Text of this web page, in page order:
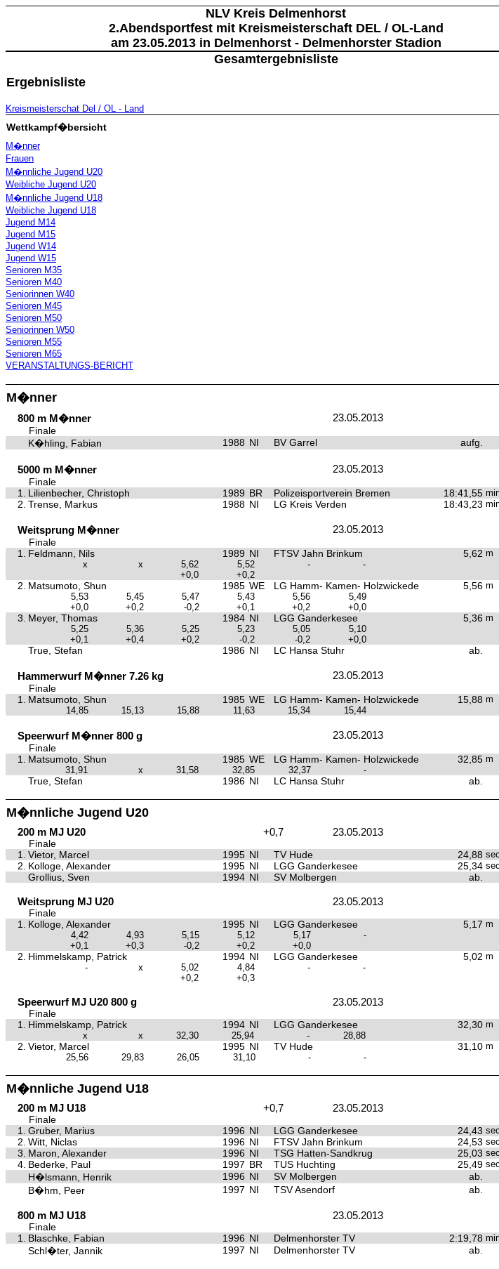
NLV Kreis Delmenhorst
2.Abendsportfest mit Kreismeisterschaft DEL / OL-Land
am 23.05.2013 in Delmenhorst - Delmenhorster Stadion
Gesamtergebnisliste
Ergebnisliste
Kreismeisterschat Del / OL - Land
Wettkampf�bersicht
M�nner
Frauen
M�nnliche Jugend U20
Weibliche Jugend U20
M�nnliche Jugend U18
Weibliche Jugend U18
Jugend M14
Jugend M15
Jugend W14
Jugend W15
Senioren M35
Senioren M40
Seniorinnen W40
Senioren M45
Senioren M50
Seniorinnen W50
Senioren M55
Senioren M65
VERANSTALTUNGS-BERICHT
M�nner
800 m M�nner 23.05.2013
Finale
K�hling, Fabian
1988 NI BV Garrel aufg.
5000 m M�nner 23.05.2013
Finale
1.
Lilienbecher, Christoph 1989 BR Polizeisportverein Bremen 18:41,55
2. Trense, Markus 1988 NI LG Kreis Verden 18:43,23
Weitsprung M�nner 23.05.2013
Finale
1.
Feldmann, Nils 1989 NI FTSV Jahn Brinkum 5,62 m
x
x 5,62 5,52 -
-
+0,0
+0,2
2. Matsumoto, Shun 1985 WE LG Hamm- Kamen- Holzwickede 5,56 m
5,53
5,45 5,47 5,43 5,56
5,49
+0,0
+0,2 -0,2 +0,1 +0,2 +0,0
3. Meyer, Thomas 1984 NI LGG Ganderkesee 5,36 m
5,25
5,36 5,25 5,23 5,05
5,10
+0,1
+0,4 +0,2 -0,2 -0,2 +0,0
True, Stefan 1986 NI LC Hansa Stuhr ab.
Hammerwurf M�nner 7.26 kg 23.05.2013
Finale
1.
Matsumoto, Shun 1985 WE LG Hamm- Kamen- Holzwickede 15,88 m
14,85
15,13 15,88 11,63 15,34 15,44
Speerwurf M�nner 800 g 23.05.2013
Finale
1.
Matsumoto, Shun 1985 WE LG Hamm- Kamen- Holzwickede 32,85 m
31,91
x 31,58 32,85 32,37 -
True, Stefan 1986 NI LC Hansa Stuhr ab.
M�nnliche Jugend U20
200 m MJ U20 +0,7 23.05.2013
Finale
1.
Vietor, Marcel 1995 NI TV Hude 24,88
2. Kolloge, Alexander 1995 NI LGG Ganderkesee 25,34
Grollius, Sven 1994 NI SV Molbergen ab.
Weitsprung MJ U20 23.05.2013
Finale
1.
Kolloge, Alexander 1995 NI LGG Ganderkesee 5,17 m
4,42
4,93 5,15 5,12 5,17
-
+0,1
+0,3 -0,2 +0,2 +0,0
2. Himmelskamp, Patrick 1994 NI LGG Ganderkesee 5,02 m
-
x 5,02 4,84 -
-
+0,2
+0,3
Speerwurf MJ U20 800 g 23.05.2013
Finale
1.
Himmelskamp, Patrick 1994 NI LGG Ganderkesee 32,30 m
x
x 32,30 25,94 - 28,88
2. Vietor, Marcel 1995 NI TV Hude 31,10 m
25,56
29,83 26,05 31,10 - -
M�nnliche Jugend U18
200 m MJ U18 +0,7 23.05.2013
Finale
1.
Gruber, Marius 1996 NI LGG Ganderkesee 24,43
2. Witt, Niclas 1996 NI FTSV Jahn Brinkum 24,53
3. Maron, Alexander 1996 NI TSG Hatten-Sandkrug 25,03
4. Bederke, Paul 1997 BR TUS Huchting 25,49
H�lsmann, Henrik 1996 NI SV Molbergen
ab.
B�hm, Peer
1997 NI TSV Asendorf ab.
800 m MJ U18 23.05.2013
Finale
1.
Blaschke, Fabian 1996 NI Delmenhorster TV 2:19,78
Schl�ter, Jannik 1997 NI Delmenhorster TV ab.